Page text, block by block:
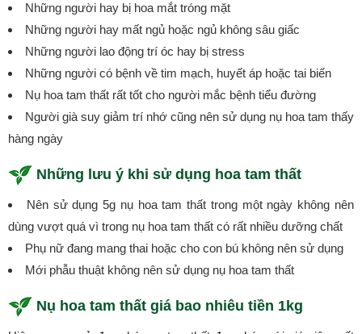
Những người hay bị hoa mắt tróng mặt
Những người hay mất ngủ hoặc ngủ không sâu giấc
Những người lao động trí óc hay bị stress
Những người có bệnh về tim mạch, huyết áp hoặc tai biến
Nụ hoa tam thất rất tốt cho người mắc bệnh tiểu đường
Người già suy giảm trí nhớ cũng nên sử dụng nụ hoa tam thấy
hàng ngày
Những lưu ý khi sử dụng hoa tam thất
Nên sử dụng 5g nụ hoa tam thất trong một ngày không nên
dùng vượt quá vì trong nụ hoa tam thất có rất nhiều dưỡng chất
Phụ nữ đang mang thai hoặc cho con bú không nên sử dụng
Mới phẫu thuật không nên sử dụng nụ hoa tam thất
Nụ hoa tam thất giá bao nhiêu tiền 1kg